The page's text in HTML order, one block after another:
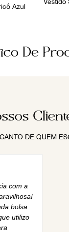
Azul
Vestido
De
DE QUEM
com a
bolsa
utilizo